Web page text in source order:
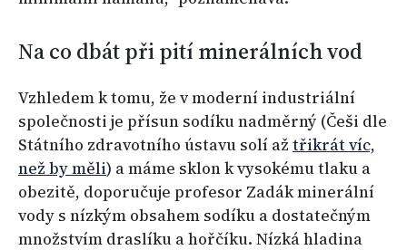
Na co dbát při pití minerálních vod
Vzhledem k tomu, že v moderní industriální
společnosti je přísun sodíku nadměrný (Češi dle
Státního zdravotního ústavu solí až třikrát víc,
než by měli) a máme sklon k vysokému tlaku a
obezitě, doporučuje profesor Zadák minerální
vody s nízkým obsahem sodíku a dostatečným
množstvím draslíku a hořčíku. Nízká hladina